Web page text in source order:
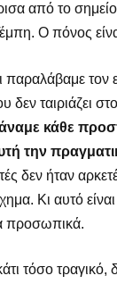
από το
Ο πόνος
παραλάβαμε
δεν ταιριάζει
κάθε
την
δεν ήταν
Κι αυτό
προσωπικά.
τόσο τραγικό,